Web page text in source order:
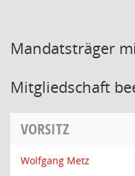
Mandatsträger
Mitgliedschaft
VORSITZ
Wolfgang Metz